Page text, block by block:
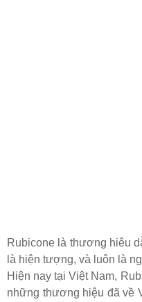
Rubicone là thương hiêu
là hiện tượng, và luôn là
Hiện nay tại Việt Nam,
những thương hiệu đã về